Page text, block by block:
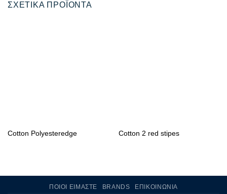
ΣΧΕΤΙΚΆ ΠΡΟΪΌΝΤΑ
Cotton Polyesteredge Cotton 2 red stipes
ΠΟΙΟΙ ΕΊΜΑΣΤΕ BRANDS ΕΠΙΚΟΙΝΩΝΊΑ